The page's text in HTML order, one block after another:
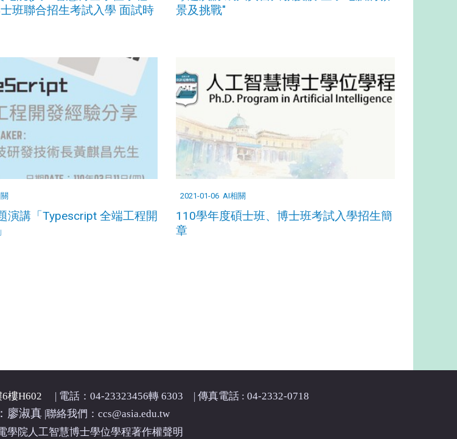
班聯合招生考試入學 面試時
景及挑戰"
演講「Typescript 全端工程開
2021-01-06 AI相關
110學年度碩士班、博士班考試入學招生簡
章
樓H602 | 電話：04-23323456轉 6303 | 傳真電話 : 04-2332-0718
廖淑真 |聯絡我們：ccs@asia.edu.tw
學院人工智慧博士學位學程著作權聲明